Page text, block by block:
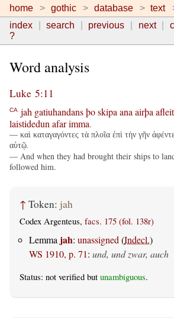
home gothic database text
index
search previous next
?
Word analysis
Luke 5:11
CA jah gatiuhandansþoskipa ana airþa
laistidedun afarimma.
— καὶ καταγαγόντες τὰ πλοῖα ἐπὶ τὴν γῆν
αὐτῷ.
— And when they had brought their ships to
followed him.
↑ Token: jah
Codex Argenteus, facs. 175 (fol. 138r)
Lemma jah: unassigned (Indecl.)
WS 1910, p. 71: und, und zwar, auch
Status: not verified but unambiguous.